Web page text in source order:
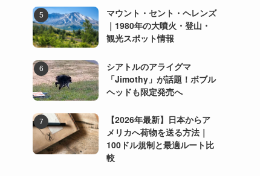
マウント・セント・ヘレンズ
｜1980年の大噴火・登山・
観光スポット情報
シアトルのアライグマ
「Jimothy」が話題！ボブル
ヘッドも限定発売へ
【2026年最新】日本からア
メリカへ荷物を送る方法｜
100ドル規制と最適ルート比
較